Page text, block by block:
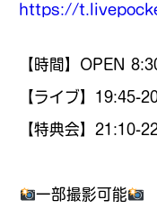
https://
【時間】OPEN
【ライブ】19:45-
【特典会】21:10-
一部撮影可能